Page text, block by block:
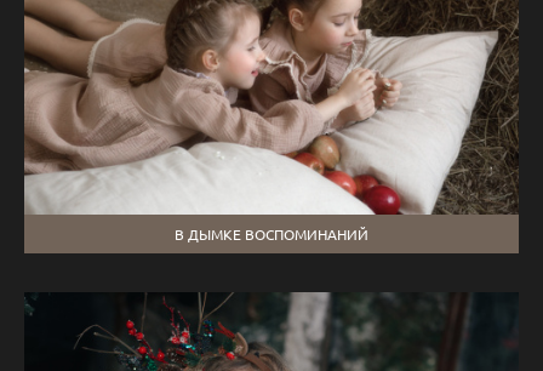
В ДЫМКЕ ВОСПОМИНАНИЙ